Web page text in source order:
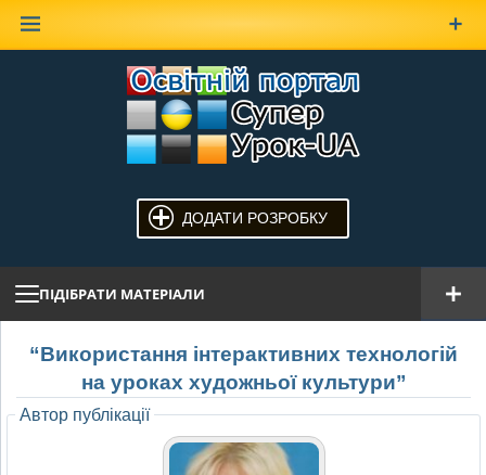
ДОДАТИ РОЗРОБКУ
ПІДІБРАТИ МАТЕРІАЛИ
“Використання інтерактивних технологій
на уроках художньої культури”
Автор публікації